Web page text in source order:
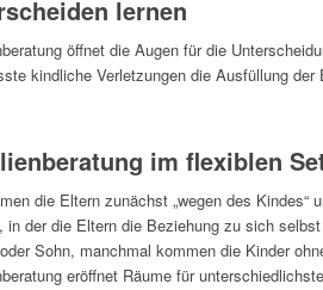
lernen
öffnet die Augen für die
kindliche Verletzungen die Ausfüllung
im flexiblen
die Eltern zunächst „wegen des
in der die Eltern die Beziehung zu sich
Sohn, manchmal kommen die Kinder
eröffnet Räume für